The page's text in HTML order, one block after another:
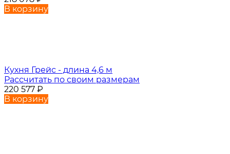
В корзину
Кухня Грейс - длина 4,6 м
Рассчитать по своим размерам
220 577 ₽
В корзину